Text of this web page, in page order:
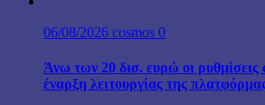
06/08/2026 cosmos 0
Άνω των 20 δισ. ευρώ οι ρυθμίσεις
έναρξη λειτουργίας της